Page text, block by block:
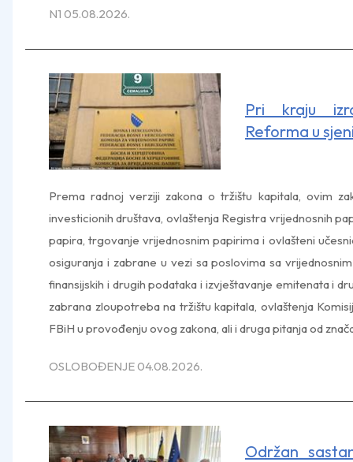
N1 05.08.2026.
Pri kraju
Reforma u
Prema radnoj verziji zakona o tržištu kapitala, ovim
investicionih društava, ovlaštenja Registra vrijednosnih
papira, trgovanje vrijednosnim papirima i ovlašteni
osiguranja i zabrane u vezi sa poslovima sa
finansijskih i drugih podataka i izvještavanje emitenata i
zabrana zloupotreba na tržištu kapitala, ovlaštenja
FBiH u provođenju ovog zakona, ali i druga pitanja od
OSLOBOĐENJE 04.08.2026.
Održan